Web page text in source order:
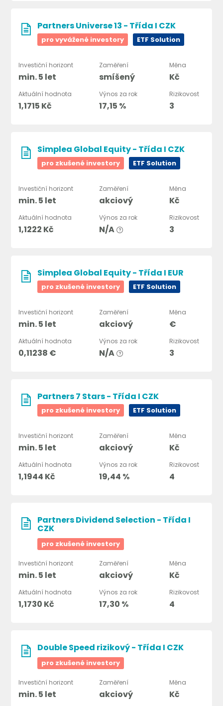
Partners Universe 13 - Třída I CZK
pro vyvážené investory ETF Solution
Investiční horizont
min. 5 let
Zaměření
smíšený
Měna
Kč
Aktuální hodnota
1,1715 Kč
Výnos za rok
17,15 %
Rizikovost
3
Simplea Global Equity - Třída I CZK
pro zkušené investory ETF Solution
Investiční horizont
min. 5 let
Zaměření
akciový
Měna
Kč
Aktuální hodnota
1,1222 Kč
Výnos za rok
N/A
Rizikovost
3
Simplea Global Equity - Třída I EUR
pro zkušené investory ETF Solution
Investiční horizont
min. 5 let
Zaměření
akciový
Měna
€
Aktuální hodnota
0,11238 €
Výnos za rok
N/A
Rizikovost
3
Partners 7 Stars - Třída I CZK
pro zkušené investory ETF Solution
Investiční horizont
min. 5 let
Zaměření
akciový
Měna
Kč
Aktuální hodnota
1,1944 Kč
Výnos za rok
19,44 %
Rizikovost
4
Partners Dividend Selection - Třída I
CZK
pro zkušené investory
Investiční horizont
min. 5 let
Zaměření
akciový
Měna
Kč
Aktuální hodnota
1,1730 Kč
Výnos za rok
17,30 %
Rizikovost
4
Double Speed rizikový - Třída I CZK
pro zkušené investory
Investiční horizont
min. 5 let
Zaměření
akciový
Měna
Kč